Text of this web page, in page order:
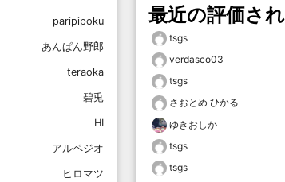
paripipoku
あんぱん野郎
teraoka
碧兎
HI
アルペジオ
ヒロマツ
最近の評価さ
tsgs
verdasco03
tsgs
さおとめ ひかる
ゆきおしか
tsgs
tsgs